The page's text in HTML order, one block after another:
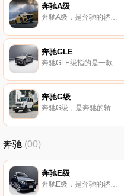
奔驰A级
奔驰A级，是奔驰的轿车级别之一。
奔驰GLE
奔驰G级
奔驰G级，是奔驰的轿车级别之一。
奔驰 (00)
奔驰E级
奔驰E级，是奔驰的轿车级别之一。